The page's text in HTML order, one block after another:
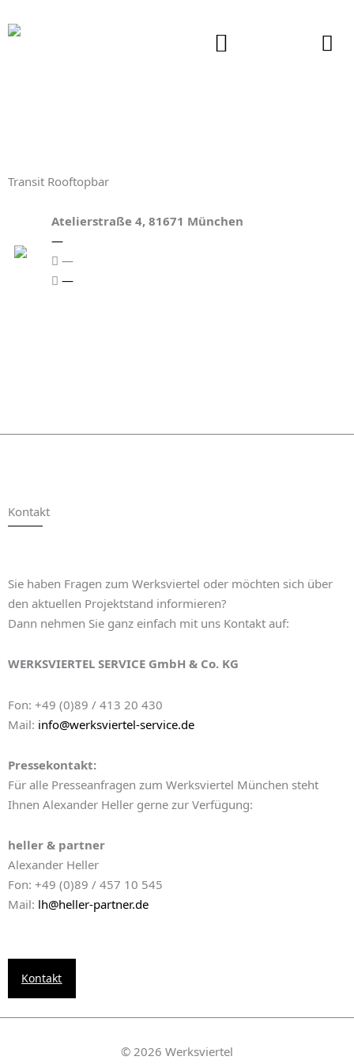
Inhalt
Transit Rooftopbar
Atelierstraße 4, 81671 München
—
—
—
Kontakt
Sie haben Fragen zum Werksviertel oder möchten sich über
den aktuellen Projektstand informieren?
Dann nehmen Sie ganz einfach mit uns Kontakt auf:
WERKSVIERTEL SERVICE GmbH & Co. KG
Fon: +49 (0)89 / 413 20 430
Mail: info@werksviertel-service.de
Pressekontakt:
Für alle Presseanfragen zum Werksviertel München steht
Ihnen Alexander Heller gerne zur Verfügung:
heller & partner
Alexander Heller
Fon: +49 (0)89 / 457 10 545
Mail: lh@heller-partner.de
Kontakt
© 2026 Werksviertel